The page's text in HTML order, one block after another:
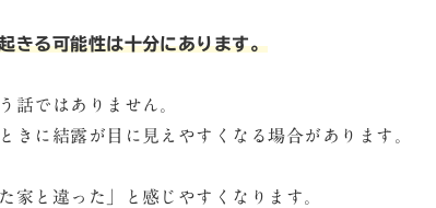
きる可能性は十分にあります。
話ではありません。
きに結露が目に見えやすくなる場合があります。
家と違った」と感じやすくなります。